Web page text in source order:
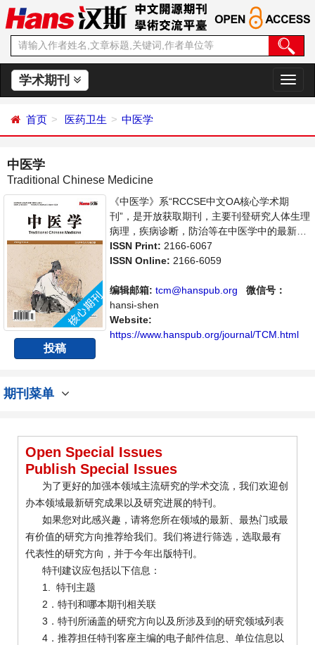
学术期刊
切
换
首页 医药卫生 中医学
中医学
Traditional Chinese Medicine
投稿
《中医学》系“RCCSE中文OA核心学术期
刊”，是开放获取期刊，主要刊登研究人体生理
病理，疾病诊断，防治等在中医学中的最新应
用的论文。本刊支持思想创新、学术创新，倡
导科学，繁荣学术，集学术性、思想性为一
人员提供一个传播、分享和讨论中医学领域内
不同方向问题与发展的交流平台。
ISSN Print: 2166-6067
ISSN Online: 2166-6059
编辑邮箱: tcm@hanspub.org
微信号：
hansi-shen
Website:
https://www.hanspub.org/journal/TCM.html
期刊菜单
Open Special Issues
Publish Special Issues
为了更好的加强本领域主流研究的学术交流，我们欢迎创
办本领域最新研究成果以及研究进展的特刊。
如果您对此感兴趣，请将您所在领域的最新、最热门或最
有价值的研究方向推荐给我们。我们将进行筛选，选取最有
代表性的研究方向，并于今年出版特刊。
特刊建议应包括以下信息：
1. 特刊主题
2．特刊和哪本期刊相关联
3．特刊所涵盖的研究方向以及所涉及到的研究领域列表
4．推荐担任特刊客座主编的电子邮件信息、单位信息以